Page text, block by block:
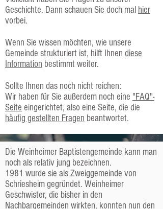
Geschichte. Dann schauen Sie doch mal hier
vorbei.
Wenn Sie wissen möchten, wie unsere
Gemeinde strukturiert ist, hilft Ihnen diese
Information bestimmt weiter.
Sollte Ihnen das noch nicht reichen:
Wir haben für Sie außerdem noch eine "FAQ"-
Seite eingerichtet, also eine Seite, die die
häufig gestellten Fragen beantwortet.
Geschichte der
Gemeinde
Die Weinheimer Baptistengemeinde kann man
noch als relativ jung bezeichnen.
1981 wurde sie als Zweiggemeinde von
Schriesheim gegründet. Weinheimer
Geschwister, die bisher in den
Nachbargemeinden wirkten, konnten nun den